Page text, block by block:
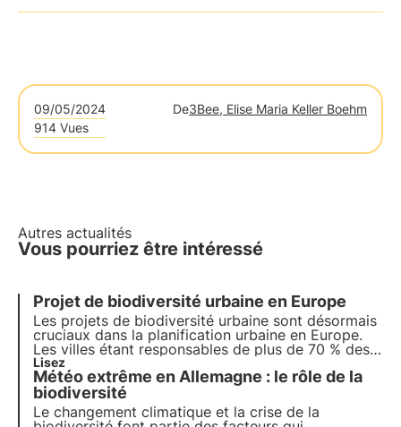
09/05/2024 De3Bee, Elise Maria Keller Boehm
914 Vues
Autres actualités
Vous pourriez être intéressé
Projet de biodiversité urbaine en Europe
Les projets de biodiversité urbaine sont désormais
cruciaux dans la planification urbaine en Europe.
Les villes étant responsables de plus de 70 % des
émissions mondiales de carbone, il est devenu
essentiel d'intégrer des solutions basées sur la
nature pour réduire l'impact environnemental.
Lisez
Météo extrême en Allemagne : le rôle de la
biodiversité
Le changement climatique et la crise de la